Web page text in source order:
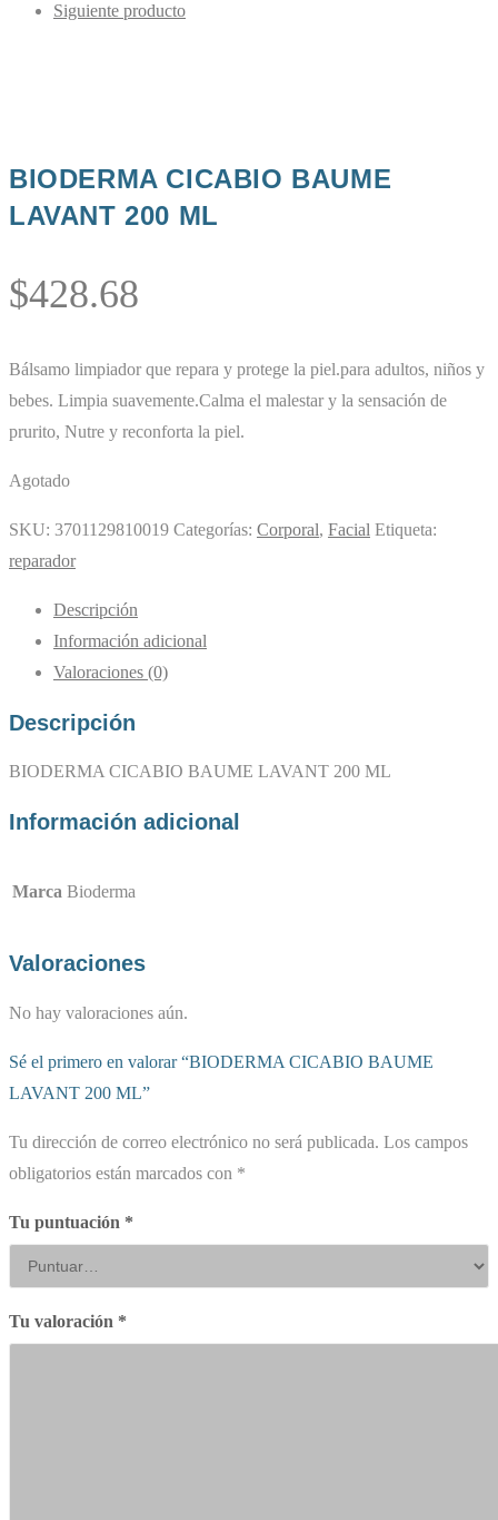
Siguiente producto
BIODERMA CICABIO BAUME
LAVANT 200 ML
$428.68
Bálsamo limpiador que repara y protege la piel.para adultos, niños y
bebes. Limpia suavemente.Calma el malestar y la sensación de
prurito, Nutre y reconforta la piel.
Agotado
SKU: 3701129810019 Categorías: Corporal, Facial Etiqueta:
reparador
Descripción
Información adicional
Valoraciones (0)
Descripción
BIODERMA CICABIO BAUME LAVANT 200 ML
Información adicional
Marca Bioderma
Valoraciones
No hay valoraciones aún.
Sé el primero en valorar “BIODERMA CICABIO BAUME
LAVANT 200 ML”
Tu dirección de correo electrónico no será publicada. Los campos
obligatorios están marcados con *
Tu puntuación *
Tu valoración *